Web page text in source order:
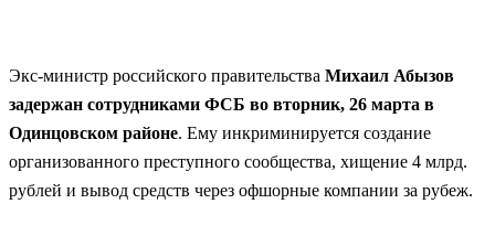
Экс-министр российского правительства Михаил Абызов
задержан сотрудниками ФСБ во вторник, 26 марта в
Одинцовском районе. Ему инкриминируется создание
организованного преступного сообщества, хищение 4 млрд.
рублей и вывод средств через офшорные компании за рубеж.